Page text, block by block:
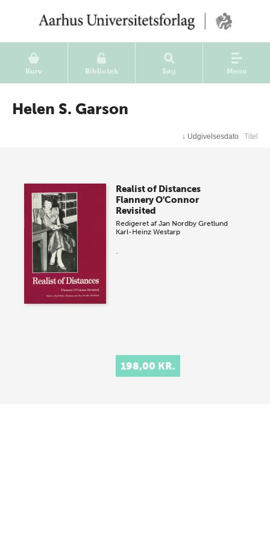
Kurv Bibliotek Søg Menu
Helen S. Garson
↓ Udgivelsesdato Titel
Realist of Distances
Flannery O'Connor
Revisited
Redigeret afJan Nordby Gretlund
Karl-Heinz Westarp
.
198,00 KR.